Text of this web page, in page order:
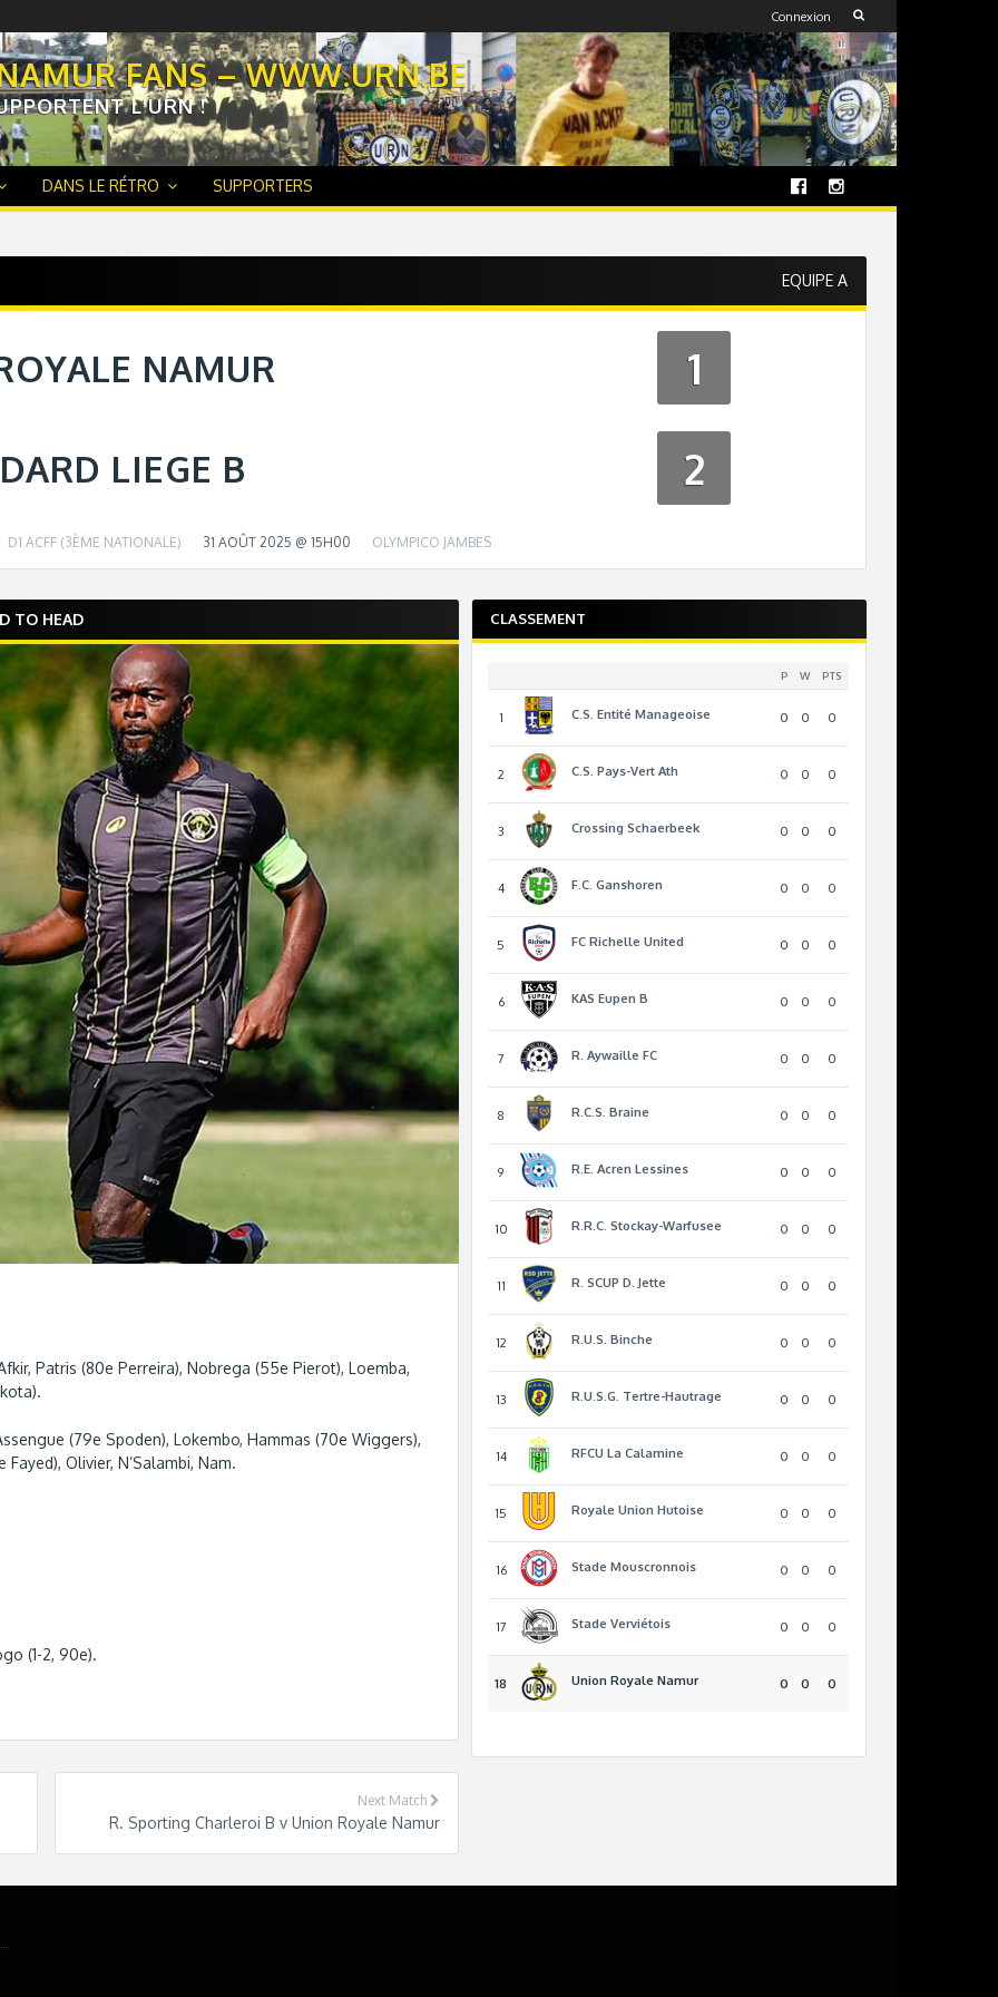
Connexion
FANS – WWW.URN.BE
L'URN !
DANS LE RÉTRO SUPPORTERS
EQUIPE A
NAMUR 1
LIEGE B 2
D1 ACFF (3ÈME NATIONALE) 31 AOÛT 2025 @ 15H00 OLYMPICO JAMBES
TO HEAD
Patris (80e Perreira), Nobrega (55e Pierot), Loemba,
(79e Spoden), Lokembo, Hammas (70e Wiggers),
Olivier, N’Salambi, Nam.
(1-2, 90e).
Next Match
R. Sporting Charleroi B v Union Royale Namur
CLASSEMENT
P W PTS
1 C.S. Entité Manageoise 0 0 0
2 C.S. Pays-Vert Ath 0 0 0
3 Crossing Schaerbeek 0 0 0
4 F.C. Ganshoren 0 0 0
5 FC Richelle United 0 0 0
6 KAS Eupen B 0 0 0
7 R. Aywaille FC 0 0 0
8 R.C.S. Braine 0 0 0
9 R.E. Acren Lessines 0 0 0
10 R.R.C. Stockay-Warfusee 0 0 0
11 R. SCUP D. Jette 0 0 0
12 R.U.S. Binche 0 0 0
13 R.U.S.G. Tertre-Hautrage 0 0 0
14 RFCU La Calamine 0 0 0
15 Royale Union Hutoise 0 0 0
16 Stade Mouscronnois 0 0 0
17 Stade Verviétois 0 0 0
18 Union Royale Namur 0 0 0